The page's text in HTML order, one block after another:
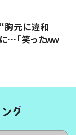
胸元に違和
…「笑ったｗｗ